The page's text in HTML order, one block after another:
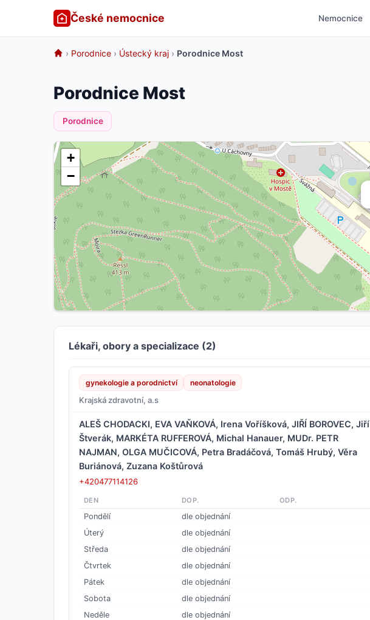
České nemocnice Nemocnice
› Porodnice › Ústecký kraj › Porodnice Most
Porodnice Most
Porodnice
+
−
Lékaři, obory a specializace (2)
gynekologie a porodnictví neonatologie
Krajská zdravotní, a.s
ALEŠ CHODACKI, EVA VAŇKOVÁ, Irena Voříšková, JIŘÍ BOROVEC, Jiří
Štverák, MARKÉTA RUFFEROVÁ, Michal Hanauer, MUDr. PETR
NAJMAN, OLGA MUČICOVÁ, Petra Bradáčová, Tomáš Hrubý, Věra
Buriánová, Zuzana Koštůrová
+420477114126
DEN DOP. ODP.
Pondělí
dle objednání
Úterý
dle objednání
Středa
dle objednání
Čtvrtek
dle objednání
Pátek
dle objednání
Sobota
dle objednání
Neděle
dle objednání